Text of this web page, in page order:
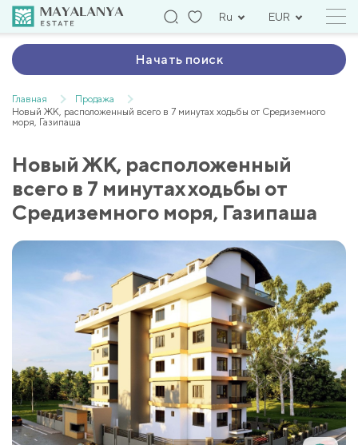
Ru EUR
Начать поиск
Главная
Продажа
Новый ЖК, расположенный всего в 7 минутах ходьбы от Средиземного
моря, Газипаша
Новый ЖК, расположенный
всего в 7 минутах ходьбы от
Средиземного моря, Газипаша